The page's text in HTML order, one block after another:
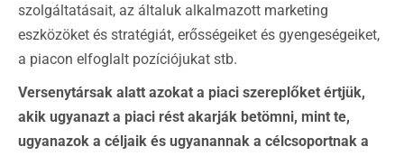
szolgáltatásait, az általuk alkalmazott marketing
eszközöket és stratégiát, erősségeiket és gyengeségeiket,
a piacon elfoglalt pozíciójukat stb.
Versenytársak alatt azokat a piaci szereplőket értjük,
akik ugyanazt a piaci rést akarják betömni, mint te,
ugyanazok a céljaik és ugyanannak a célcsoportnak a